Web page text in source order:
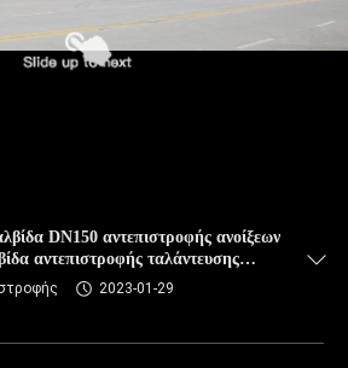
DN150 αντεπιστροφής ανοίξεων
αντεπιστροφής ταλάντευσης
2023-01-29